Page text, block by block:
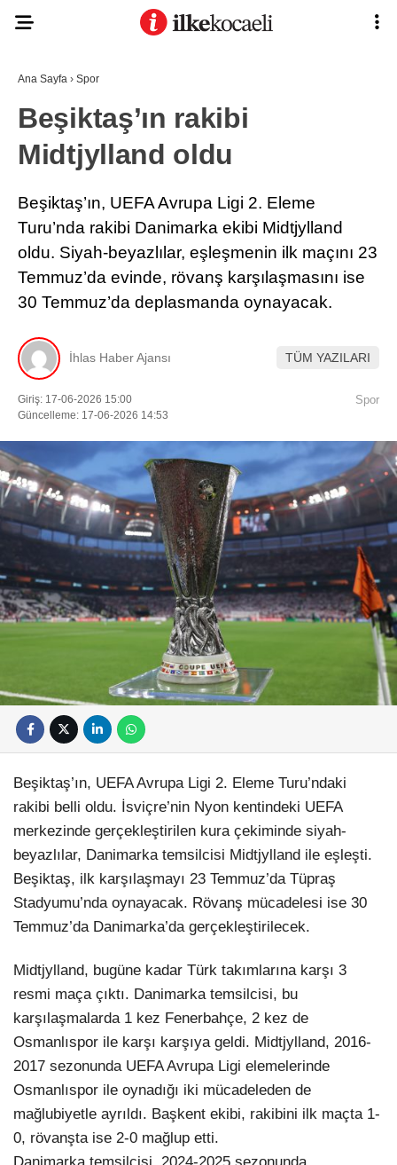
Ana Sayfa › Spor
Beşiktaş’ın rakibi
Midtjylland oldu
Beşiktaş’ın, UEFA Avrupa Ligi 2. Eleme
Turu’nda rakibi Danimarka ekibi Midtjylland
oldu. Siyah-beyazlılar, eşleşmenin ilk maçını 23
Temmuz’da evinde, rövanş karşılaşmasını ise
30 Temmuz’da deplasmanda oynayacak.
İhlas Haber Ajansı TÜM YAZILARI
Giriş: 17-06-2026 15:00
Güncelleme: 17-06-2026 14:53
Spor
Beşiktaş’ın, UEFA Avrupa Ligi 2. Eleme Turu’ndaki
rakibi belli oldu. İsviçre’nin Nyon kentindeki UEFA
merkezinde gerçekleştirilen kura çekiminde siyah-
beyazlılar, Danimarka temsilcisi Midtjylland ile eşleşti.
Beşiktaş, ilk karşılaşmayı 23 Temmuz’da Tüpraş
Stadyumu’nda oynayacak. Rövanş mücadelesi ise 30
Temmuz’da Danimarka’da gerçekleştirilecek.
Midtjylland, bugüne kadar Türk takımlarına karşı 3
resmi maça çıktı. Danimarka temsilcisi, bu
karşılaşmalarda 1 kez Fenerbahçe, 2 kez de
Osmanlıspor ile karşı karşıya geldi. Midtjylland, 2016-
2017 sezonunda UEFA Avrupa Ligi elemelerinde
Osmanlıspor ile oynadığı iki mücadeleden de
mağlubiyetle ayrıldı. Başkent ekibi, rakibini ilk maçta 1-
0, rövanşta ise 2-0 mağlup etti.